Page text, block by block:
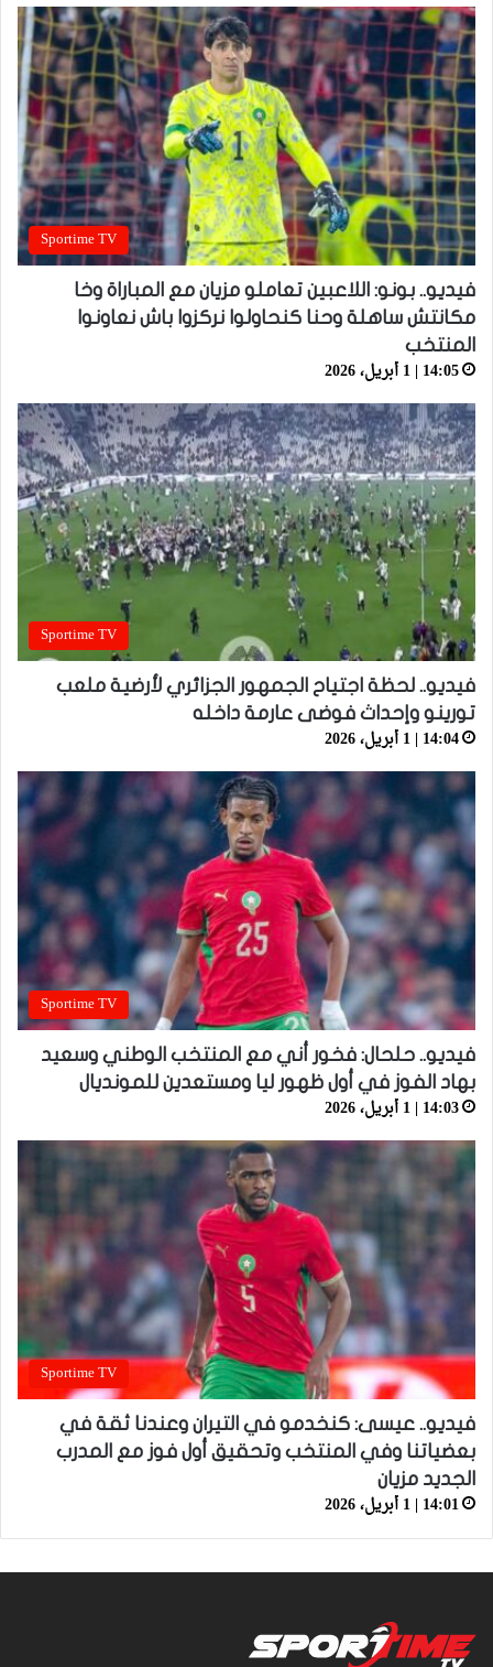
Sportime TV
فيديو.. بونو: اللاعبين تعاملو مزيان مع المباراة وخا
مكانتش ساهلة وحنا كنحاولوا نركزوا باش نعاونوا
المنتخب
14:05 | 1 أبريل، 2026
Sportime TV
فيديو.. لحظة اجتياح الجمهور الجزائري لأرضية ملعب
تورينو وإحداث فوضى عارمة داخله
14:04 | 1 أبريل، 2026
Sportime TV
فيديو.. حلحال: فخور أني مع المنتخب الوطني وسعيد
بهاد الفوز في أول ظهور ليا ومستعدين للمونديال
14:03 | 1 أبريل، 2026
Sportime TV
فيديو.. عيسى: كنخدمو في التيران وعندنا ثقة في
بعضياتنا وفي المنتخب وتحقيق أول فوز مع المدرب
الجديد مزيان
14:01 | 1 أبريل، 2026